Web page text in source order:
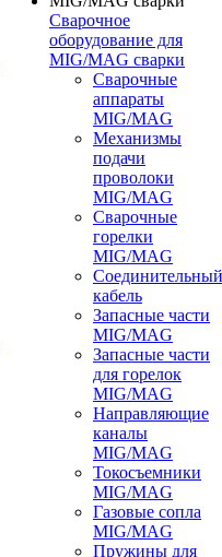
Сварочное
оборудование для
MIG/MAG сварки
Сварочные
аппараты
MIG/MAG
Механизмы
подачи
проволоки
MIG/MAG
Сварочные
горелки
MIG/MAG
Соединительный
кабель
Запасные части
MIG/MAG
Запасные части
для горелок
MIG/MAG
Направляющие
каналы
MIG/MAG
Токосъемники
MIG/MAG
Газовые сопла
MIG/MAG
Пружины для